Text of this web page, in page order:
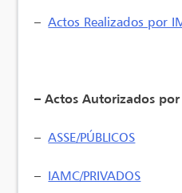
–Actos Realizados por
– Actos Autorizados
–ASSE/PÚBLICOS
– IAMC/PRIVADOS